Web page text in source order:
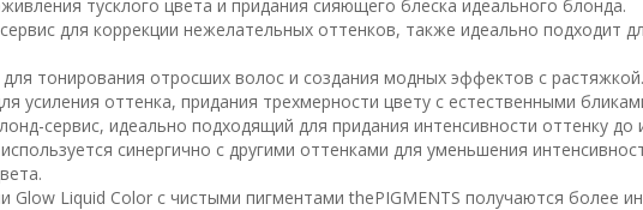
тусклого цвета и придания сияющего блеска идеального блонда.
для коррекции нежелательных оттенков, также идеально подходит
для тонирования отросших волос и создания модных эффектов с растяжкой.
усиления оттенка, придания трехмерности цвету с естественными
сервис, идеально подходящий для придания интенсивности оттенку до
синергично с другими оттенками для уменьшения
Glow Liquid Color с чистыми пигментами thePIGMENTS получаются более